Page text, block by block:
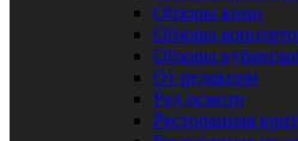
Обзоры кино
Обзоры
Обзоры
От редакции
Ред осмотр
Ресторанная